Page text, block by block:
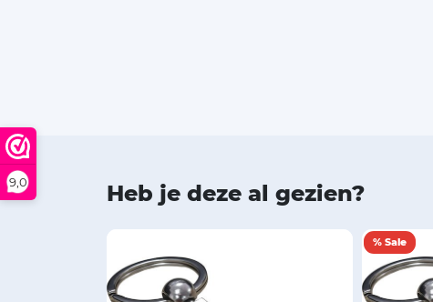
9,0 Heb je deze al gezien?
% Sale